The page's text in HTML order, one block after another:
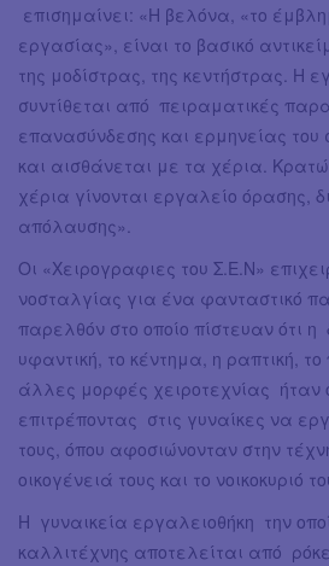
επισημαίνει: «Η βελόνα, «το
εργασίας», είναι το βασικό
της μοδίστρας, της κεντήστρας. Η
συντίθεται από πειραματικές
επανασύνδεσης και ερμηνείας
και αισθάνεται με τα χέρια.
χέρια γίνονται εργαλείο όρασης,
απόλαυσης».
Οι «Χειρογραφιες του Σ.Ε.Ν»
νοσταλγίας για ένα φανταστικό
παρελθόν στο οποίο πίστευαν ότι η
υφαντική, το κέντημα, η ραπτική, το
άλλες μορφές χειροτεχνίας ήταν
επιτρέποντας στις γυναίκες να
τους, όπου αφοσιώνονταν στην
οικογένειά τους και το νοικοκυριό
Η γυναικεία εργαλειοθήκη την
καλλιτέχνης αποτελείται από